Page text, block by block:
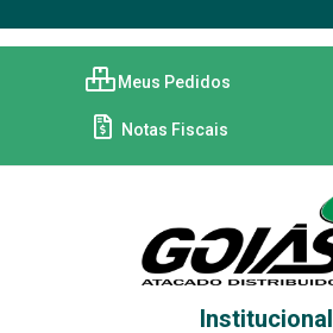
Meus Pedidos
Notas Fiscais
Institucional